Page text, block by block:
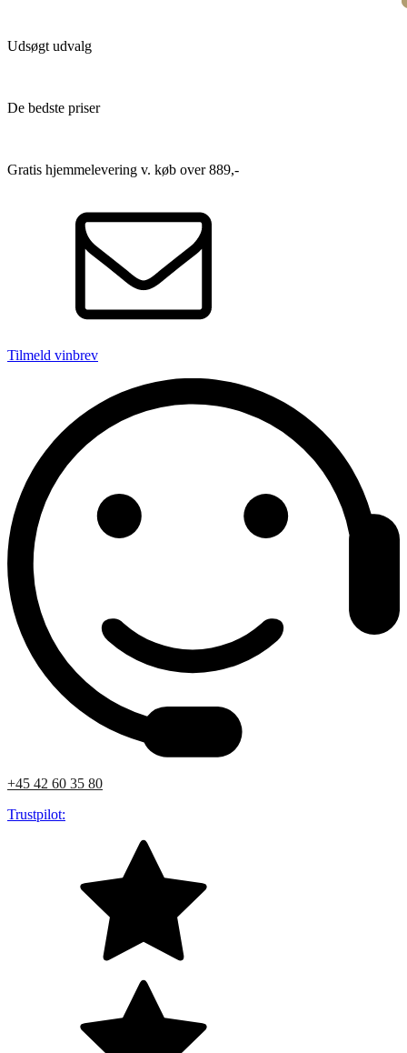
Udsøgt udvalg
De bedste priser
Gratis hjemmelevering v. køb over 889,-
Tilmeld vinbrev
+45 42 60 35 80
Trustpilot: